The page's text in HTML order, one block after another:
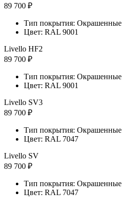
89 700 ₽
Тип покрытия: Окрашенные
Цвет: RAL 9001
Livello HF2
89 700 ₽
Тип покрытия: Окрашенные
Цвет: RAL 9001
Livello SV3
89 700 ₽
Тип покрытия: Окрашенные
Цвет: RAL 7047
Livello SV
89 700 ₽
Тип покрытия: Окрашенные
Цвет: RAL 7047